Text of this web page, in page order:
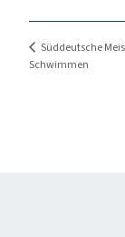
Süddeutsche
Schwimmen